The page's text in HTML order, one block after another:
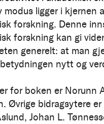
modus ligger i kjernen
forskning. Denne
forskning kan gi
generelt: at man
nytt og
for boken er Norunn
Øvrige bidragsytere
Johan L.